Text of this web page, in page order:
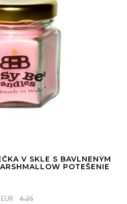
V SKLE S BAVLNENÝM
POTEŠENIE
EUR 6.25